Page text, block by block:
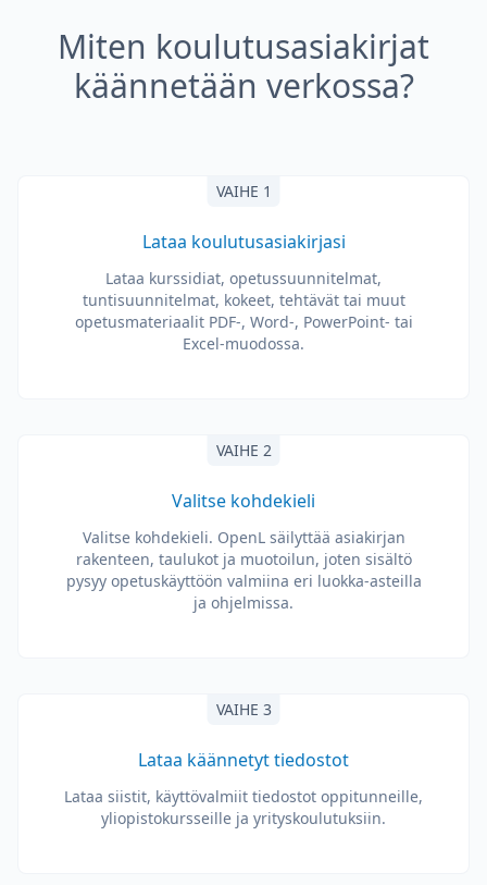
Miten koulutusasiakirjat
käännetään verkossa?
VAIHE 1
Lataa koulutusasiakirjasi
Lataa kurssidiat, opetussuunnitelmat,
tuntisuunnitelmat, kokeet, tehtävät tai muut
opetusmateriaalit PDF-, Word-, PowerPoint- tai
Excel-muodossa.
VAIHE 2
Valitse kohdekieli
Valitse kohdekieli. OpenL säilyttää asiakirjan
rakenteen, taulukot ja muotoilun, joten sisältö
pysyy opetuskäyttöön valmiina eri luokka-asteilla
ja ohjelmissa.
VAIHE 3
Lataa käännetyt tiedostot
Lataa siistit, käyttövalmiit tiedostot oppitunneille,
yliopistokursseille ja yrityskoulutuksiin.